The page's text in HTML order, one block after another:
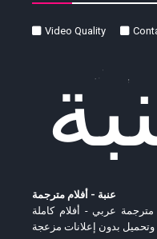
Video Quality
عنبة - أفلام مترجمة
عربي - أفلام كاملة
بدون إعلانات مزعجة